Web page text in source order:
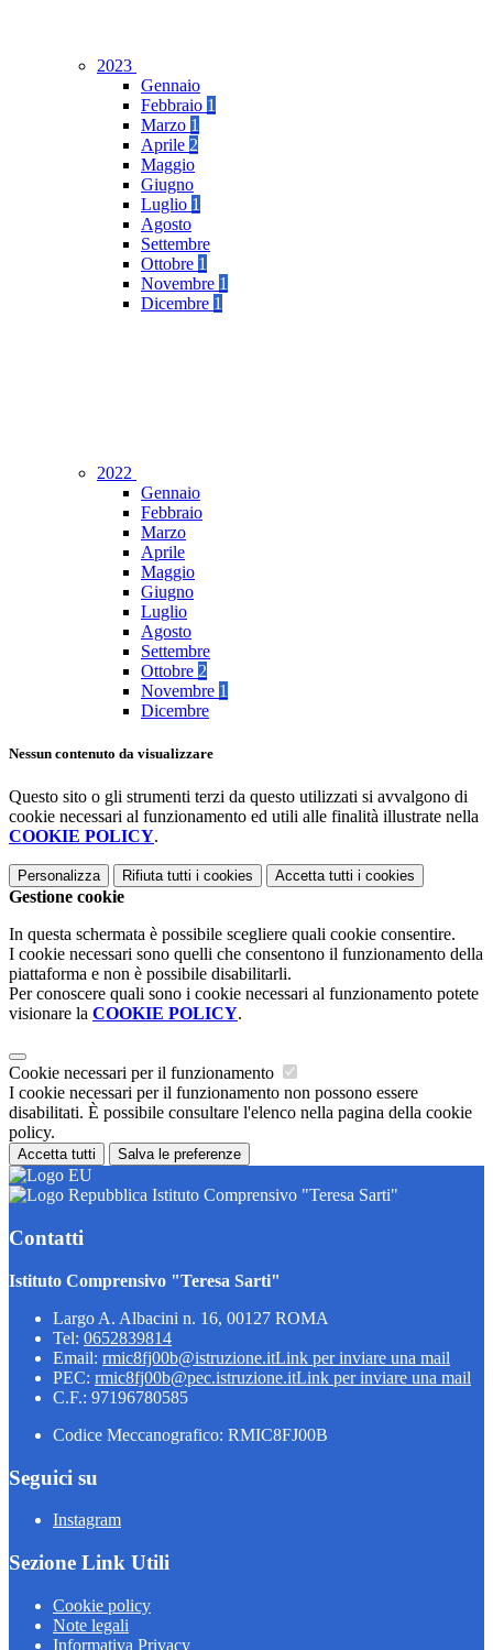
2023
Gennaio
Febbraio 1
Marzo 1
Aprile 2
Maggio
Giugno
Luglio 1
Agosto
Settembre
Ottobre 1
Novembre 1
Dicembre 1
2022
Gennaio
Febbraio
Marzo
Aprile
Maggio
Giugno
Luglio
Agosto
Settembre
Ottobre 2
Novembre 1
Dicembre
Nessun contenuto da visualizzare
Questo sito o gli strumenti terzi da questo utilizzati si avvalgono di
cookie necessari al funzionamento ed utili alle finalità illustrate nella
COOKIE POLICY.
Personalizza Rifiuta tutti i cookies Accetta tutti i cookies
Gestione cookie
In questa schermata è possibile scegliere quali cookie consentire.
I cookie necessari sono quelli che consentono il funzionamento della
piattaforma e non è possibile disabilitarli.
Per conoscere quali sono i cookie necessari al funzionamento potete
visionare la COOKIE POLICY.
Cookie necessari per il funzionamento
I cookie necessari per il funzionamento non possono essere
disabilitati. È possibile consultare l'elenco nella pagina della cookie
policy.
Accetta tutti Salva le preferenze
Istituto Comprensivo "Teresa Sarti"
Contatti
Istituto Comprensivo "Teresa Sarti"
Largo A. Albacini n. 16, 00127 ROMA
Tel: 0652839814
Email: rmic8fj00b@istruzione.itLink per inviare una mail
PEC: rmic8fj00b@pec.istruzione.itLink per inviare una mail
C.F.: 97196780585
Codice Meccanografico: RMIC8FJ00B
Seguici su
Instagram
Sezione Link Utili
Cookie policy
Note legali
Informativa Privacy